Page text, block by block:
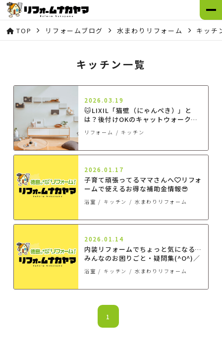
TOP リフォームブログ 水まわりリフォーム キッチ
キッチン一覧
2026.03.19
🐱LIXIL「猫壁（にゃんぺき）」と
は？後付けOKのキャットウォークで
快適な猫との暮らしを実現！
リフォーム キッチン
2026.01.17
子育て頑張ってるママさんへ💛リフォ
ームで使えるお得な補助金情報😎
浴室 キッチン 水まわりリフォーム
2026.01.14
内装リフォームでちょっと気になる…
みんなのお困りごと・疑問集(^O^)／
浴室 キッチン 水まわりリフォーム
1